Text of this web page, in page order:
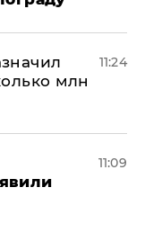
млн
11:24
11:09